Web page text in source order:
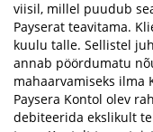
viisil, millel puudub
Payserat teavitama.
kuulu talle. Sellistel
annab pöördumatu
mahaarvamiseks ilma
Paysera Kontol olev
debiteerida ekslikult